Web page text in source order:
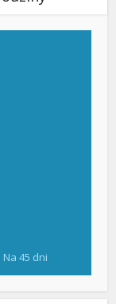
Na 45 dni